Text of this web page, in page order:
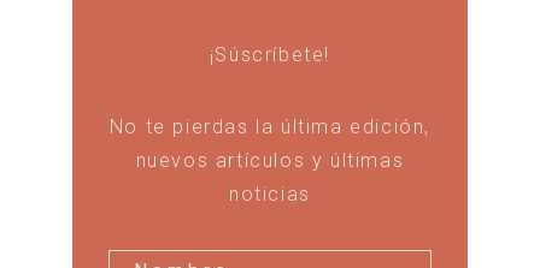
¡Súscríbete!
No te pierdas la última edición,
nuevos artículos y últimas
noticias